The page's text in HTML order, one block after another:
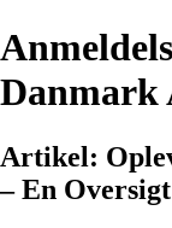
Danmark
Artikel:
– En